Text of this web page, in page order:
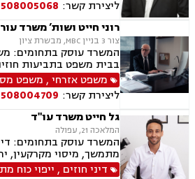
ליצירת קשר:
רוני חייט ושות’ משרד
צור 3 בניין MBC, מבשרת ציון
המשרד עוסק בתחומים:
בבית משפט בתביעות
ענייני ירושות וצוואות,
נדל"ן, מכר דירה, ייפוי
משפט אזרחי , משפט
ליצירת קשר:
גל חייט משרד עו"ד
המלאכה 21, עפולה
המשרד עוסק בתחומים:
מתמשך, מיסוי מקרקעין,
ונדל"ן, עסקאות מכר
דיני חוזים , ייפוי כוח